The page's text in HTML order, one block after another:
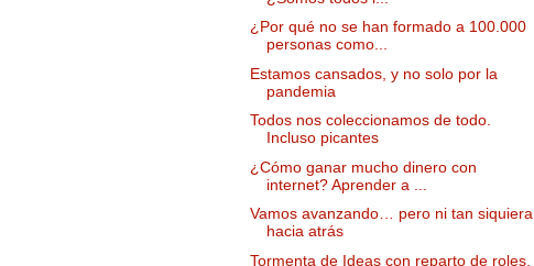
¿Por qué no se han formado a 100.000
personas como...
Estamos cansados, y no solo por la
pandemia
Todos nos coleccionamos de todo.
Incluso picantes
¿Cómo ganar mucho dinero con
internet? Aprender a ...
Vamos avanzando… pero ni tan siquiera
hacia atrás
Tormenta de Ideas con reparto de roles,